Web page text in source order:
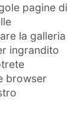
pagine di
la galleria
ingrandito
browser